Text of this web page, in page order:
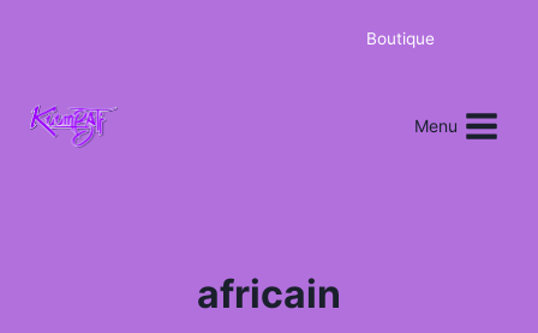
Boutique
Menu
africain